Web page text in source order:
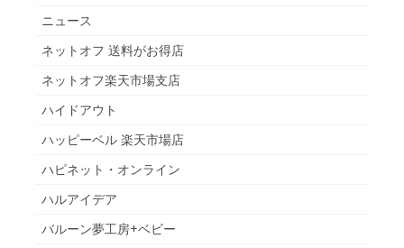
ニュース
ネットオフ 送料がお得店
ネットオフ楽天市場支店
ハイドアウト
ハッピーベル 楽天市場店
ハピネット・オンライン
ハルアイデア
バルーン夢工房+ベビー